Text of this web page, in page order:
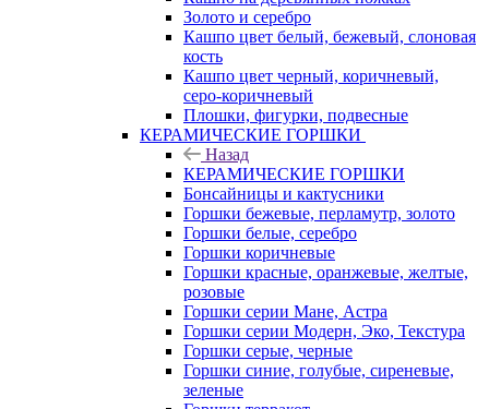
Золото и серебро
Кашпо цвет белый, бежевый, слоновая
кость
Кашпо цвет черный, коричневый,
серо-коричневый
Плошки, фигурки, подвесные
КЕРАМИЧЕСКИЕ ГОРШКИ
Назад
КЕРАМИЧЕСКИЕ ГОРШКИ
Бонсайницы и кактусники
Горшки бежевые, перламутр, золото
Горшки белые, серебро
Горшки коричневые
Горшки красные, оранжевые, желтые,
розовые
Горшки серии Мане, Астра
Горшки серии Модерн, Эко, Текстура
Горшки серые, черные
Горшки синие, голубые, сиреневые,
зеленые